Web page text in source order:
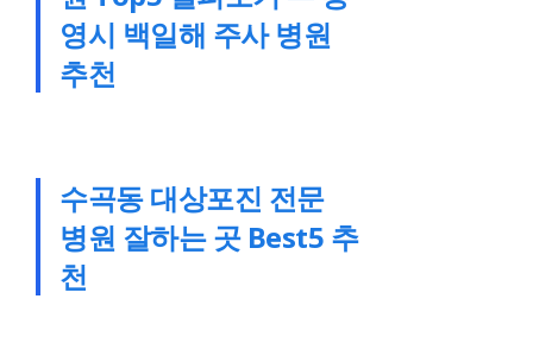
영시 백일해 주사 병원
추천
수곡동 대상포진 전문
병원 잘하는 곳 Best5 추
천